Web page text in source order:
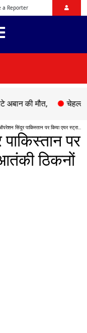
a Reporter
मौत, ●चेहल्लुम पर
सिंदूर पाकिस्तान पर किया एयर स्ट्रा...
पर
ठिकनों